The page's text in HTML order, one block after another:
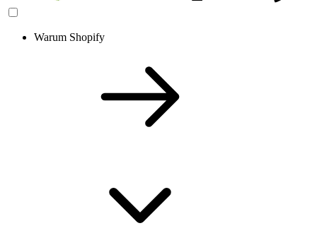
Warum Shopify